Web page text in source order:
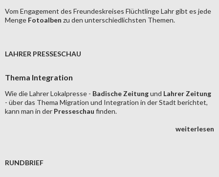
Vom Engagement des Freundeskreises Flüchtlinge Lahr gibt es jede
Menge Fotoalben zu den unterschiedlichsten Themen.
LAHRER PRESSESCHAU
Thema Integration
Wie die Lahrer Lokalpresse - Badische Zeitungund Lahrer Zeitung
- über das Thema Migration und Integration in der Stadt berichtet,
kann man in der Presseschau finden.
weiterlesen
RUNDBRIEF